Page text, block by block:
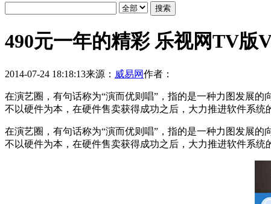
490元一年的精彩 乐视网TV版
2014-07-24 18:18:13来源： 威易网作者：
在演艺圈，有句话称为“演而优则唱”，指的是一种力图发展
不以硬件为本，在硬件售卖获得成功之后，大力推进软件系
在演艺圈，有句话称为“演而优则唱”，指的是一种力图发展
不以硬件为本，在硬件售卖获得成功之后，大力推进软件系